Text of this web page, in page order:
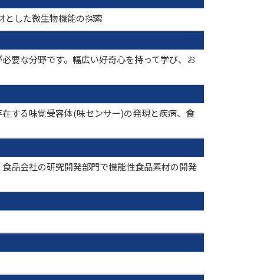
とした微生物機能の探索
要な分野です。幅広い好奇心を持って学び、お
する味覚受容体(味センサー)の発現と疾病、食
品会社の研究開発部門で機能性食品素材の開発